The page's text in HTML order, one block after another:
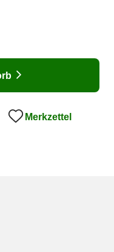
Merkzettel